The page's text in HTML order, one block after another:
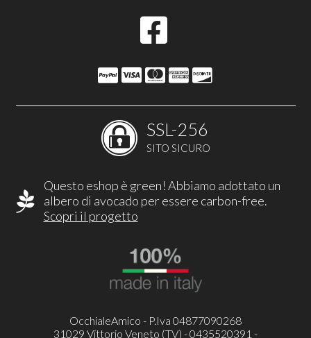
SSL-256
SITO SICURO
Questo eshop è green! Abbiamo adottato un
albero di avocado per essere carbon-free.
Scopri il progetto
OcchialeAmico - P.Iva 04877090268
31029 Vittorio Veneto (TV) - 0435520391 -